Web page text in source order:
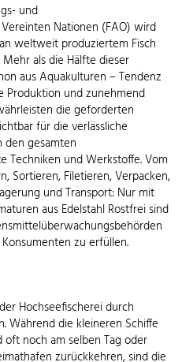
und
Nationen (FAO) wird
weltweit produziertem Fisch
als die Hälfte dieser
aus Aquakulturen – Tendenz
Produktion und zunehmend
die geforderten
für die verlässliche
den gesamten
Techniken und Werkstoffe. Vom
Sortieren, Filetieren, Verpacken,
und Transport: Nur mit
aus Edelstahl Rostfrei sind
zu erfüllen.
Hochseefischerei durch
Während die kleineren Schiffe
noch am selben Tag oder
zurückkehren, sind die